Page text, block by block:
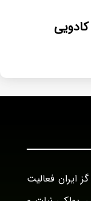
۱۳۹۴ با نام بازار گز ایران فعالیت